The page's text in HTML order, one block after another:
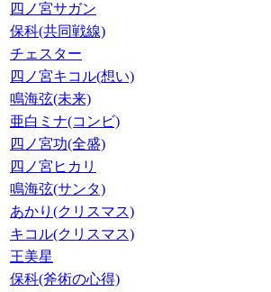
四ノ宮サガン
保科(共同戦線)
チェスター
四ノ宮キコル(想い)
鳴海弦(未来)
亜白ミナ(コンビ)
四ノ宮功(全盛)
四ノ宮ヒカリ
鳴海弦(サンタ)
あかり(クリスマス)
キコル(クリスマス)
王美星
保科(斧術の心得)